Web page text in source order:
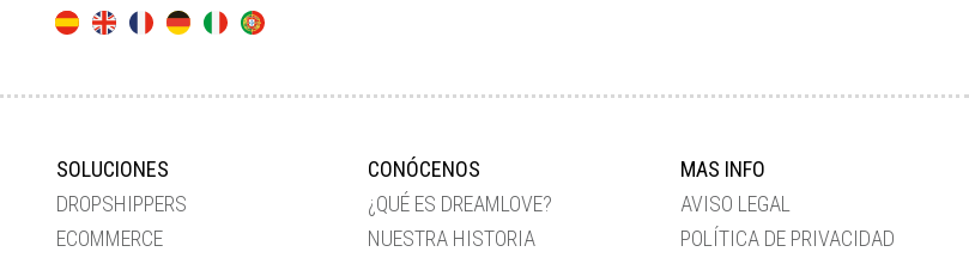
SOLUCIONES
DROPSHIPPERS
ECOMMERCE
CONÓCENOS
¿QUÉ ES DREAMLOVE?
NUESTRA HISTORIA
MAS INFO
AVISO LEGAL
POLÍTICA DE PRIVACIDAD